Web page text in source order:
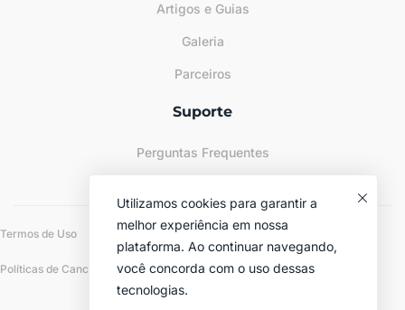
Artigos e Guias
Galeria
Parceiros
Suporte
Perguntas Frequentes
Termos de Uso Políticas de Privacidade
Políticas de Cancelamento e Reembolso
Utilizamos cookies para garantir a
melhor experiência em nossa
plataforma. Ao continuar navegando,
você concorda com o uso dessas
tecnologias.